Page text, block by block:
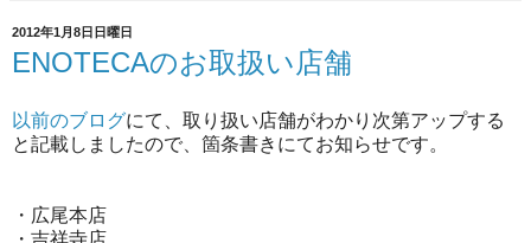
2012年1月8日日曜日
ENOTECAのお取扱い店舗
以前のブログにて、取り扱い店舗がわかり次第アップする
と記載しましたので、箇条書きにてお知らせです。
・広尾本店